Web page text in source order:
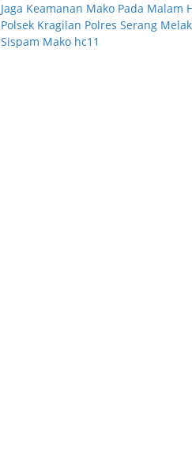
Jaga Keamanan Mako Pada Malam
Polsek Kragilan Polres Serang
Sispam Mako hc11